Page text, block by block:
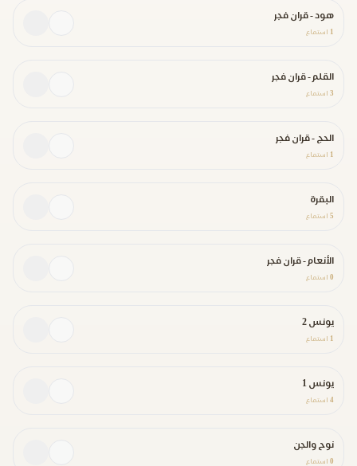
هود - قران فجر
1 استماع
القلم - قران فجر
3 استماع
الحج - قران فجر
1 استماع
البقرة
5 استماع
الأنعام - قران فجر
0 استماع
يونس 2
1 استماع
يونس 1
4 استماع
نوح والجن
0 استماع